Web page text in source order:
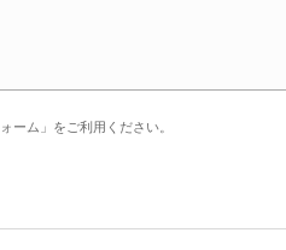
ーム」をご利用ください。